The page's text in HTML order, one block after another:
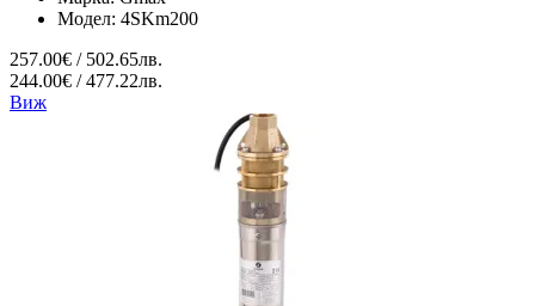
Модел: 4SKm200
257.00€ / 502.65лв.
244.00€ / 477.22лв.
Виж